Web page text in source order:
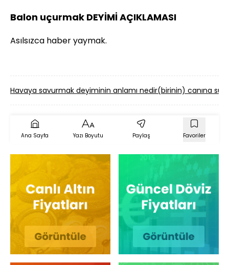
Balon uçurmak DEYİMİ AÇIKLAMASI
Asılsızca haber yaymak.
Havaya savurmak deyiminin anlamı nedir(birinin) canına
Ana Sayfa Yazı Boyutu Paylaş Favoriler